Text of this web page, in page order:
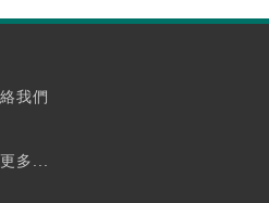
我們
更多...